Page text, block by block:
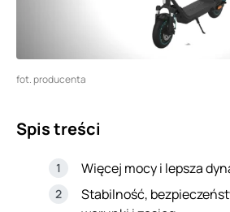
fot. producenta
Spis treści
Więcej mocy i lepsza
Stabilność,